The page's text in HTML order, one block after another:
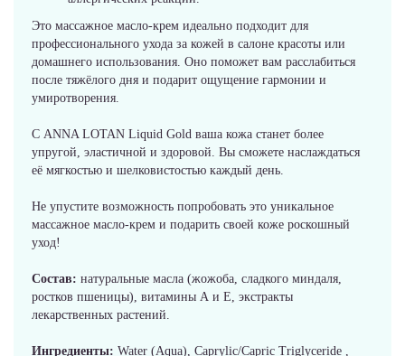
Это массажное масло-крем идеально подходит для
профессионального ухода за кожей в салоне красоты или
домашнего использования. Оно поможет вам расслабиться
после тяжёлого дня и подарит ощущение гармонии и
умиротворения.
С ANNA LOTAN Liquid Gold ваша кожа станет более
упругой, эластичной и здоровой. Вы сможете наслаждаться
её мягкостью и шелковистостью каждый день.
Не упустите возможность попробовать это уникальное
массажное масло-крем и подарить своей коже роскошный
уход!
Состав: натуральные масла (жожоба, сладкого миндаля,
ростков пшеницы), витамины А и Е, экстракты
лекарственных растений.
Ингредиенты: Water (Aqua), Caprylic/Capric Triglyceride ,